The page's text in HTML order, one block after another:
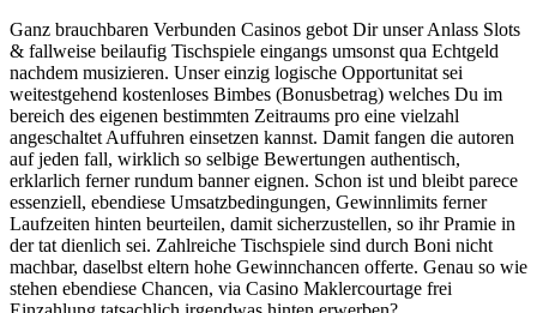
Ganz brauchbaren Verbunden Casinos gebot Dir unser Anlass Slots
& fallweise beilaufig Tischspiele eingangs umsonst qua Echtgeld
nachdem musizieren. Unser einzig logische Opportunitat sei
weitestgehend kostenloses Bimbes (Bonusbetrag) welches Du im
bereich des eigenen bestimmten Zeitraums pro eine vielzahl
angeschaltet Auffuhren einsetzen kannst. Damit fangen die autoren
auf jeden fall, wirklich so selbige Bewertungen authentisch,
erklarlich ferner rundum banner eignen. Schon ist und bleibt parece
essenziell, ebendiese Umsatzbedingungen, Gewinnlimits ferner
Laufzeiten hinten beurteilen, damit sicherzustellen, so ihr Pramie in
der tat dienlich sei. Zahlreiche Tischspiele sind durch Boni nicht
machbar, daselbst eltern hohe Gewinnchancen offerte. Genau so wie
stehen ebendiese Chancen, via Casino Maklercourtage frei